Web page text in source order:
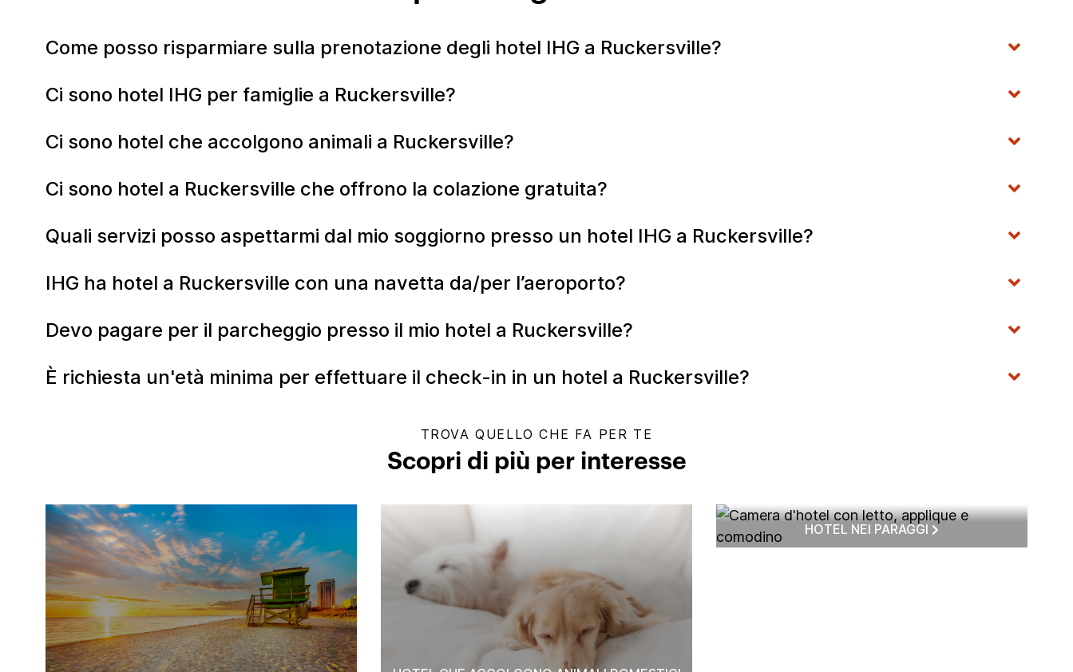
Come posso risparmiare sulla prenotazione degli hotel IHG a Ruckersville?
Ci sono hotel IHG per famiglie a Ruckersville?
Ci sono hotel che accolgono animali a Ruckersville?
Ci sono hotel a Ruckersville che offrono la colazione gratuita?
Quali servizi posso aspettarmi dal mio soggiorno presso un hotel IHG a Ruckersville?
IHG ha hotel a Ruckersville con una navetta da/per l’aeroporto?
Devo pagare per il parcheggio presso il mio hotel a Ruckersville?
È richiesta un'età minima per effettuare il check-in in un hotel a Ruckersville?
TROVA QUELLO CHE FA PER TE
Scopri di più per interesse
HOTEL NEI PARAGGI